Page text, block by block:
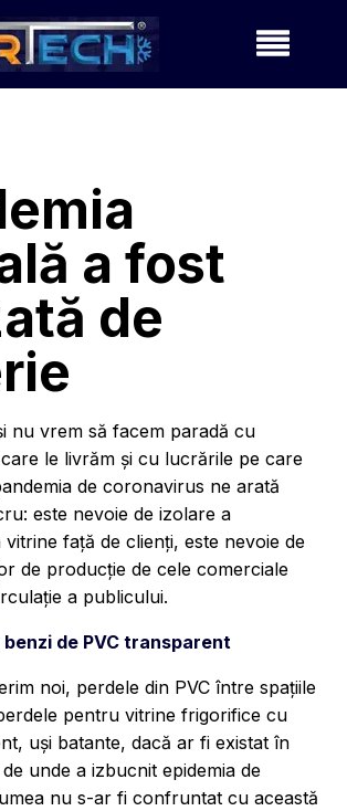
a fost
de
nu vrem să facem paradă cu
le livrăm și cu lucrările pe care
de coronavirus ne arată
este nevoie de izolare a
față de clienți, este nevoie de
de producție de cele comerciale
a publicului.
benzi de PVC transparent
noi, perdele din PVC între spațiile
pentru vitrine frigorifice cu
uși batante, dacă ar fi existat în
unde a izbucnit epidemia de
nu s-ar fi confruntat cu această